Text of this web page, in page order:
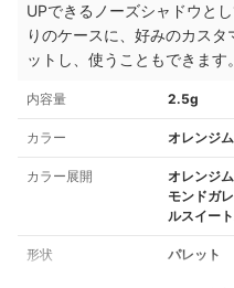
UPできるノーズシャドウと
りのケースに、好みのカス
ットし、使うこともできます。
内容量 2.5g
カラー オレンジ
カラー展開
オレンジ
モンドガ
ルスイー
形状 パレット